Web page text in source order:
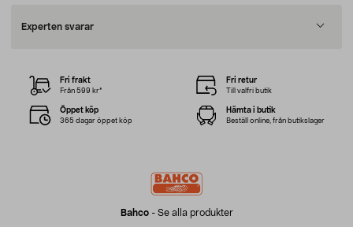
Experten svarar
Bahco- Se alla produkter
Fri frakt
Från 599 kr*
Fri retur
Till valfri butik
Öppet köp
365 dagar öppet köp
Hämta i butik
Beställ online, från butikslager